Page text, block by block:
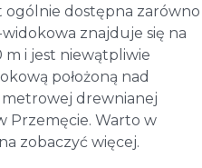
ogólnie dostępna zarówno
znajduje się na
m i jest niewątpliwie
położoną nad
metrowej drewnianej
Przemęcie. Warto w
zobaczyć więcej.